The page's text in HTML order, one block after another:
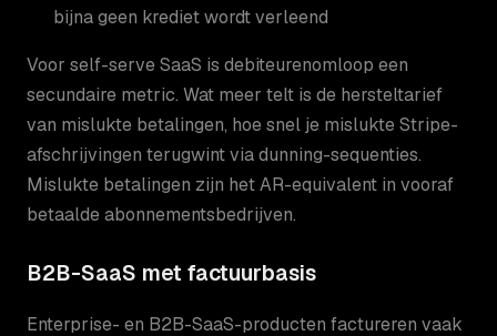
bijna geen krediet wordt verleend
Voor self-serve SaaS is debiteurenomloop een
secundaire metric. Wat meer telt is de hersteltarief
van mislukte betalingen, hoe snel je mislukte Stripe-
afschrijvingen terugwint via dunning-sequenties.
Mislukte betalingen zijn het AR-equivalent in vooraf
betaalde abonnementsbedrijven.
B2B-SaaS met factuurbasis
Enterprise- en B2B-SaaS-producten factureren vaak